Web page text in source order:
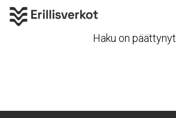
Haku on päättynyt